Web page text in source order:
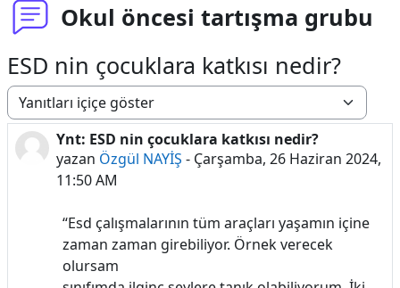
Okul öncesi tartışma grubu
ESD nin çocuklara katkısı nedir?
Görünüm modu
Ynt: ESD nin çocuklara katkısı nedir?
yazan Özgül NAYİŞ - Çarşamba, 26 Haziran 2024,
11:50 AM
Yanıt sayısı: 0
“Esd çalışmalarının tüm araçları yaşamın içine
zaman zaman girebiliyor. Örnek verecek
olursam